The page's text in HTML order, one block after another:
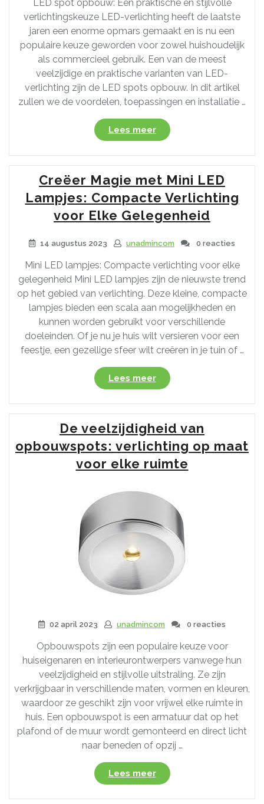
LED spot opbouw: Een praktische en stijlvolle
verlichtingskeuze LED-verlichting heeft de laatste
jaren een enorme opmars gemaakt en is nu een
populaire keuze geworden voor zowel huishoudelijk
als commercieel gebruik. Een van de meest
veelzijdige en praktische varianten van LED-
verlichting zijn de LED spots opbouw. In dit artikel
zullen we de voordelen, toepassingen en installatie …
Lees meer“Ontdek
de
Voordelen
van
LED
Spot
Opbouw:
Praktische
Stijlvolle
Verlichtingsopties”
Creëer Magie met Mini LED
Lampjes: Compacte Verlichting
voor Elke Gelegenheid
14 augustus 2023 unadmincom 0 reacties
Mini LED lampjes: Compacte verlichting voor elke
gelegenheid Mini LED lampjes zijn de nieuwste trend
op het gebied van verlichting. Deze kleine, compacte
lampjes bieden een scala aan mogelijkheden en
kunnen worden gebruikt voor verschillende
doeleinden. Of je nu je huis wilt versieren voor een
feestje, een gezellige sfeer wilt creëren in je tuin of …
Lees meer“Creëer
Magie
met
Mini
LED
Lampjes:
Compacte
Verlichting
Elke
Gelegenheid”
De veelzijdigheid van
opbouwspots: verlichting op maat
voor elke ruimte
02 april 2023 unadmincom 0 reacties
Opbouwspots zijn een populaire keuze voor
huiseigenaren en interieurontwerpers vanwege hun
veelzijdigheid en stijlvolle uitstraling. Ze zijn
verkrijgbaar in verschillende maten, vormen en kleuren,
waardoor ze geschikt zijn voor vrijwel elke ruimte in
huis. Een opbouwspot is een armatuur dat op het
plafond of de muur wordt gemonteerd en direct licht
naar beneden of opzij …
Lees meer“De
veelzijdigheid
van